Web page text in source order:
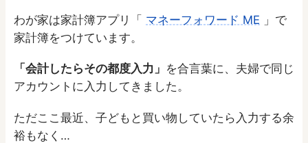
わが家は家計簿アプリ「 マネーフォワード ME 」で
家計簿をつけています。
「会計したらその都度入力」 を合言葉に、夫婦で同じ
アカウントに入力してきました。
ただここ最近、子どもと買い物していたら入力する余
裕もなく…